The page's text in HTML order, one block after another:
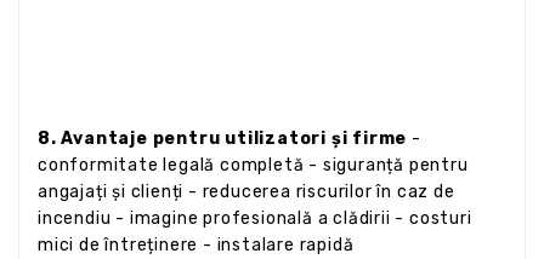
8. Avantaje pentru utilizatori și firme -
conformitate legală completă - siguranță pentru
angajați și clienți - reducerea riscurilor în caz de
incendiu - imagine profesională a clădirii - costuri
mici de întreținere - instalare rapidă